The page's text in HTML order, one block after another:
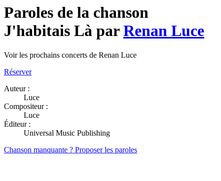
Paroles de la chanson
J'habitais Là parRenan Luce
Voir les prochains concerts de Renan Luce
Réserver
Auteur :
Luce
Compositeur :
Luce
Éditeur :
Universal Music Publishing
Chanson manquante ? Proposer les paroles